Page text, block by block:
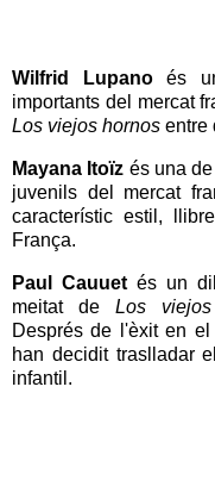
Wilfrid Lupanoés un
importants del mercat
Los viejos hornos entre
Mayana Itoïz és una
juvenils del mercat
característic estil,
França.
Paul Cauuet és un
meitat de Los
Després de l'èxit en
han decidit traslladar
infantil.